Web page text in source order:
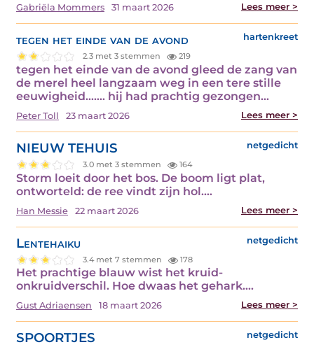
Gabriëla Mommers 31 maart 2026 Lees meer >
tegen het einde van de avond hartenkreet
2.3 met 3 stemmen 219
tegen het einde van de avond gleed de zang van
de merel heel langzaam weg in een tere stille
eeuwigheid……. hij had prachtig gezongen…
Peter Toll 23 maart 2026 Lees meer >
NIEUW TEHUIS netgedicht
3.0 met 3 stemmen 164
Storm loeit door het bos. De boom ligt plat,
ontworteld: de ree vindt zijn hol.…
Han Messie 22 maart 2026 Lees meer >
Lentehaiku netgedicht
3.4 met 7 stemmen 178
Het prachtige blauw wist het kruid-
onkruidverschil. Hoe dwaas het gehark.…
Gust Adriaensen 18 maart 2026 Lees meer >
SPOORTJES netgedicht